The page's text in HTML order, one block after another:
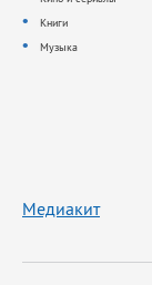
Книги
Музыка
Медиакит